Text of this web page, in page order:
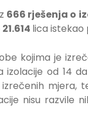
666 rješenja o
21.614 lica istekao
kojima je
izolacije od 14
mjera,
nisu razvile